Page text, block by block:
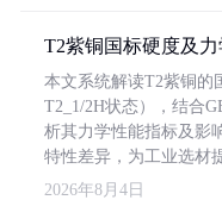
T2紫铜国标硬度及
本文系统解读T2紫铜的
T2_1/2H状态），结合
析其力学性能指标及影
特性差异，为工业选材
2026年8月4日